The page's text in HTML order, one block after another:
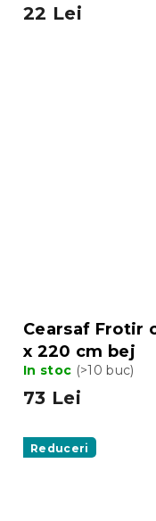
22 Lei
Cearsaf Frotir
x 220 cm bej
In stoc (>10 buc)
73 Lei
Reduceri